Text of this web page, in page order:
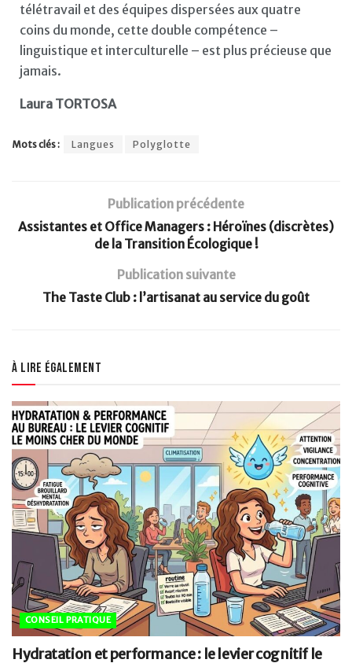
télétravail et des équipes dispersées aux quatre
coins du monde, cette double compétence –
linguistique et interculturelle – est plus précieuse que
jamais.
Laura TORTOSA
Mots clés : Langues Polyglotte
Publication précédente
Assistantes et Office Managers : Héroïnes (discrètes)
de la Transition Écologique !
Publication suivante
The Taste Club : l’artisanat au service du goût
À lire également
CONSEIL PRATIQUE
Hydratation et performance : le levier cognitif le